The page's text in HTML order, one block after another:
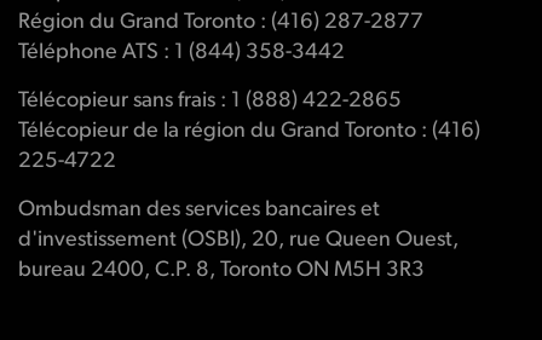
Région du Grand Toronto : (416) 287-2877
Téléphone ATS : 1 (844) 358-3442
Télécopieur sans frais : 1 (888) 422-2865
Télécopieur de la région du Grand Toronto : (416)
225-4722
Ombudsman des services bancaires et
d'investissement (OSBI), 20, rue Queen Ouest,
bureau 2400, C.P. 8, Toronto ON M5H 3R3